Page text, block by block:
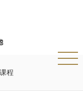
程